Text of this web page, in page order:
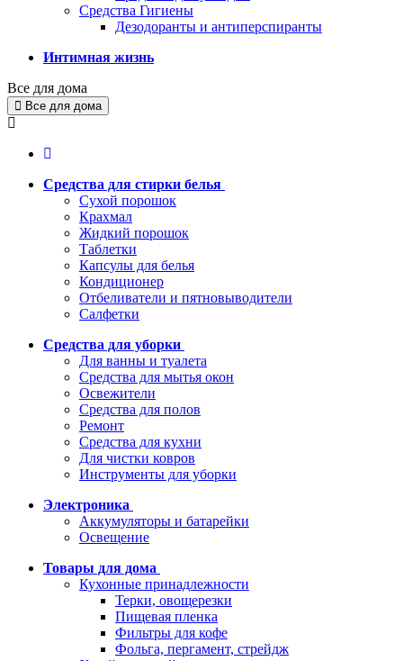
Средства Гигиены
Дезодоранты и антиперспиранты
Интимная жизнь
Все для дома
Все для дома
Средства для стирки белья
Сухой порошок
Крахмал
Жидкий порошок
Таблетки
Капсулы для белья
Кондиционер
Отбеливатели и пятновыводители
Салфетки
Средства для уборки
Для ванны и туалета
Средства для мытья окон
Освежители
Средства для полов
Ремонт
Средства для кухни
Для чистки ковров
Инструменты для уборки
Электроника
Аккумуляторы и батарейки
Освещение
Товары для дома
Кухонные принадлежности
Терки, овощерезки
Пищевая пленка
Фильтры для кофе
Фольга, пергамент, стрейдж